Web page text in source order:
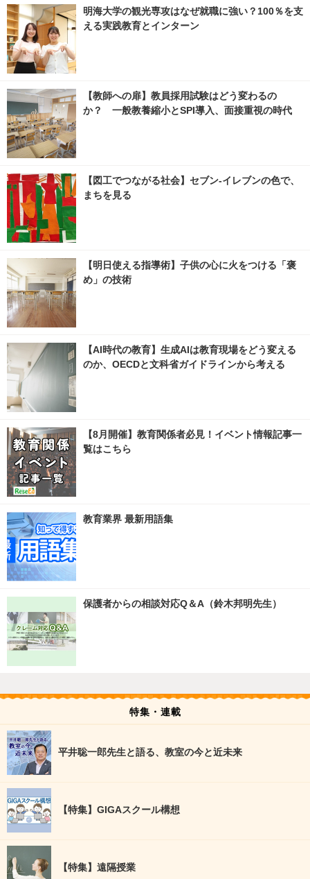
明海大学の観光専攻はなぜ就職に強い？100％を支
える実践教育とインターン
【教師への扉】教員採用試験はどう変わるの
か？ 一般教養縮小とSPI導入、面接重視の時代
【図工でつながる社会】セブン‐イレブンの色で、
まちを見る
【明日使える指導術】子供の心に火をつける「褒
め」の技術
【AI時代の教育】生成AIは教育現場をどう変える
のか、OECDと文科省ガイドラインから考える
【8月開催】教育関係者必見！イベント情報記事一
覧はこちら
教育業界 最新用語集
保護者からの相談対応Q＆A（鈴木邦明先生）
特集・連載
平井聡一郎先生と語る、教室の今と近未来
【特集】GIGAスクール構想
【特集】遠隔授業